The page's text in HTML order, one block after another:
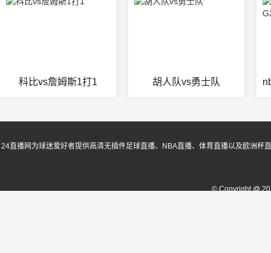
科比vs詹姆斯1打1 胡人队vs勇士队
24直播网为球迷爱好者提供高清无插件足球直播、NBA直播、体育直播以及欧洲
© Copyright @